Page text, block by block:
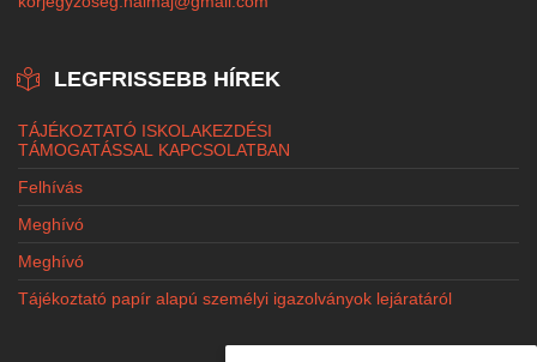
LEGFRISSEBB HÍREK
TÁJÉKOZTATÓ ISKOLAKEZDÉSI
TÁMOGATÁSSAL KAPCSOLATBAN
Felhívás
Meghívó
Meghívó
Tájékoztató papír alapú személyi igazolványok lejáratáról